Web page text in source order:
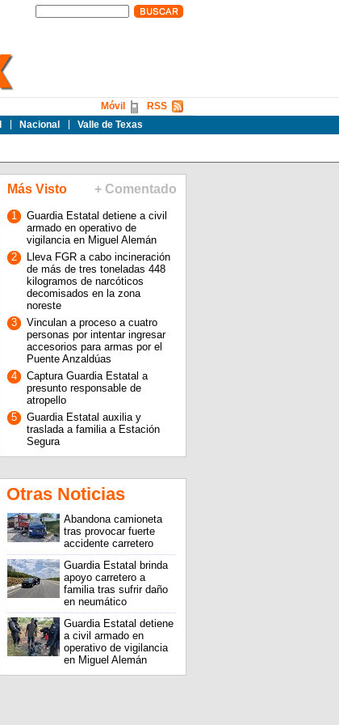
Nacional Valle de Texas
RSS
Móvil
Más Visto + Comentado
1
Guardia Estatal detiene a civil
armado en operativo de
vigilancia en Miguel Alemán
2
Lleva FGR a cabo incineración
de más de tres toneladas 448
kilogramos de narcóticos
decomisados en la zona
noreste
3
Vinculan a proceso a cuatro
personas por intentar ingresar
accesorios para armas por el
Puente Anzaldúas
4
Captura Guardia Estatal a
presunto responsable de
atropello
5
Guardia Estatal auxilia y
traslada a familia a Estación
Segura
Otras Noticias
Abandona camioneta
tras provocar fuerte
accidente carretero
Guardia Estatal brinda
apoyo carretero a
familia tras sufrir daño
en neumático
Guardia Estatal detiene
a civil armado en
operativo de vigilancia
en Miguel Alemán